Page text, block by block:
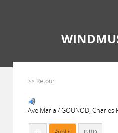
>> Retour
Ave Maria / GOUNOD, Charles